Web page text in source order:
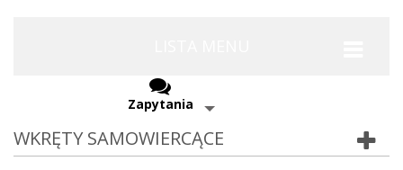
Zapytania
WKRĘTY SAMOWIERCĄCE